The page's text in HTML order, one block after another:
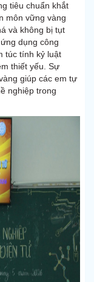
tiêu chuẩn khắt
môn vững vàng
và không bị tụt
dụng công
túc tính kỷ luật
thiết yếu. Sự
giúp các em tự
nghiệp trong